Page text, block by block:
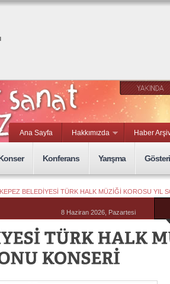
Ana Sayfa Hakkımızda Haber
Konferans Yarışma Gösteri
KEPEZ BELEDİYESİ TÜRK HALK MÜZİĞİ KOROSU YIL
8 Haziran 2026, Pazartesi